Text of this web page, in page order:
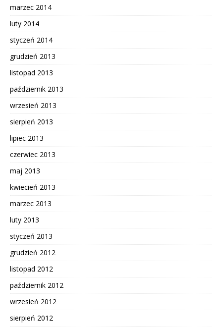
marzec 2014
luty 2014
styczeń 2014
grudzień 2013
listopad 2013
październik 2013
wrzesień 2013
sierpień 2013
lipiec 2013
czerwiec 2013
maj 2013
kwiecień 2013
marzec 2013
luty 2013
styczeń 2013
grudzień 2012
listopad 2012
październik 2012
wrzesień 2012
sierpień 2012